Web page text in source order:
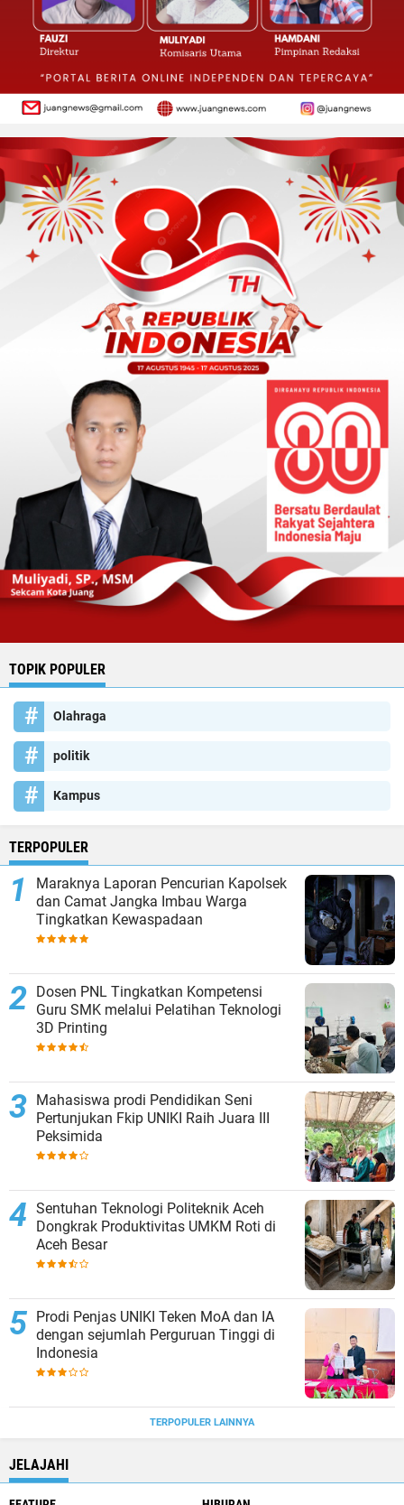
TOPIK POPULER
Olahraga
politik
Kampus
TERPOPULER
Maraknya Laporan Pencurian Kapolsek
dan Camat Jangka Imbau Warga
Tingkatkan Kewaspadaan
Dosen PNL Tingkatkan Kompetensi
Guru SMK melalui Pelatihan Teknologi
3D Printing
Mahasiswa prodi Pendidikan Seni
Pertunjukan Fkip UNIKI Raih Juara III
Peksimida
Sentuhan Teknologi Politeknik Aceh
Dongkrak Produktivitas UMKM Roti di
Aceh Besar
Prodi Penjas UNIKI Teken MoA dan IA
dengan sejumlah Perguruan Tinggi di
Indonesia
TERPOPULER LAINNYA
JELAJAHI